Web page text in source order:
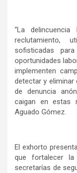
“La
reclutamiento,
sofisticadas
oportunidades
implementen
detectar y
de denuncia
caigan en estas
Aguado Gómez.
El exhorto
que fortalecer
secretarías de